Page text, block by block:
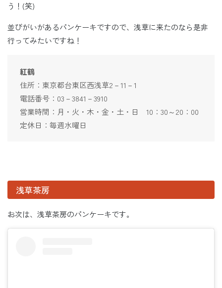
う！(笑)
並びがいがあるパンケーキですので、浅草に来たのなら是非
行ってみたいですね！
紅鶴
住所：東京都台東区西浅草2－11－1
電話番号：03－3841－3910
営業時間：月・火・木・金・土・日 10：30～20：00
定休日：毎週水曜日
浅草茶房
お次は、浅草茶房のパンケーキです。